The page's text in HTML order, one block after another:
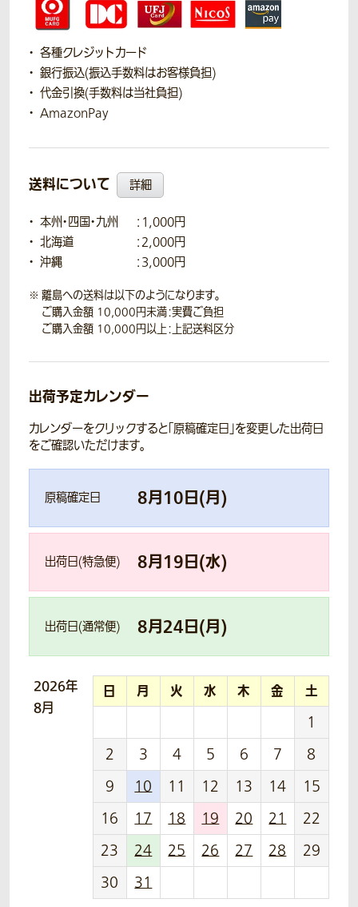
各種クレジットカード
銀行振込(振込手数料はお客様負担)
代金引換(手数料は当社負担)
AmazonPay
送料について 詳細
本州・四国・九州
：1,000円
北海道
：2,000円
沖縄
：3,000円
離島への送料は以下のようになります。
ご購入金額 10,000円未満：実費ご負担
ご購入金額 10,000円以上：上記送料区分
出荷予定カレンダー
カレンダーをクリックすると「原稿確定日」を変更した出荷日
をご確認いただけます。
原稿確定日 8月10日(月)
出荷日(特急便) 8月19日(水)
出荷日(通常便) 8月24日(月)
2026年
8月
日 月 火 水 木 金 土
1
2
3 4 5 6 7
8
9
10 11 12 13 14
15
16
17 18 19 20 21
22
23
24 25 26 27 28
29
30
31